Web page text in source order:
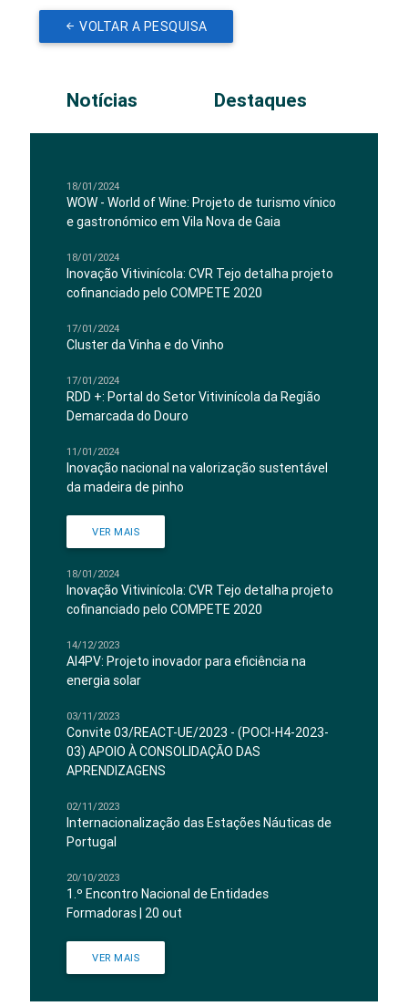
VOLTAR A PESQUISA
Notícias Destaques
18/01/2024
WOW - World of Wine: Projeto de turismo vínico
e gastronómico em Vila Nova de Gaia
18/01/2024
Inovação Vitivinícola: CVR Tejo detalha projeto
cofinanciado pelo COMPETE 2020
17/01/2024
Cluster da Vinha e do Vinho
17/01/2024
RDD +: Portal do Setor Vitivinícola da Região
Demarcada do Douro
11/01/2024
Inovação nacional na valorização sustentável
da madeira de pinho
VER MAIS
18/01/2024
Inovação Vitivinícola: CVR Tejo detalha projeto
cofinanciado pelo COMPETE 2020
14/12/2023
AI4PV: Projeto inovador para eficiência na
energia solar
03/11/2023
Convite 03/REACT-UE/2023 - (POCI-H4-2023-
03) APOIO À CONSOLIDAÇÃO DAS
APRENDIZAGENS
02/11/2023
Internacionalização das Estações Náuticas de
Portugal
20/10/2023
1.º Encontro Nacional de Entidades
Formadoras | 20 out
VER MAIS